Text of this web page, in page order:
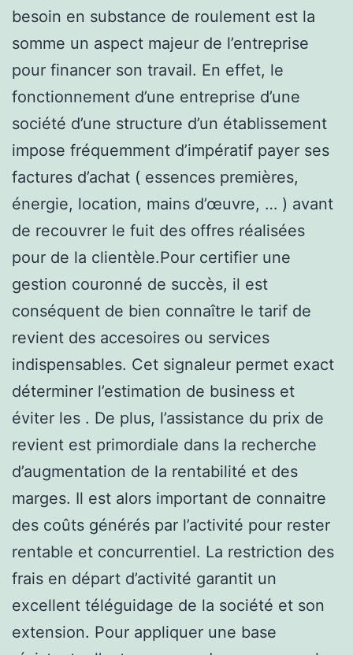
besoin en substance de roulement est la
somme un aspect majeur de l’entreprise
pour financer son travail. En effet, le
fonctionnement d’une entreprise d’une
société d’une structure d’un établissement
impose fréquemment d’impératif payer ses
factures d’achat ( essences premières,
énergie, location, mains d’œuvre, … ) avant
de recouvrer le fuit des offres réalisées
pour de la clientèle.Pour certifier une
gestion couronné de succès, il est
conséquent de bien connaître le tarif de
revient des accesoires ou services
indispensables. Cet signaleur permet exact
déterminer l’estimation de business et
éviter les . De plus, l’assistance du prix de
revient est primordiale dans la recherche
d’augmentation de la rentabilité et des
marges. Il est alors important de connaitre
des coûts générés par l’activité pour rester
rentable et concurrentiel. La restriction des
frais en départ d’activité garantit un
excellent téléguidage de la société et son
extension. Pour appliquer une base